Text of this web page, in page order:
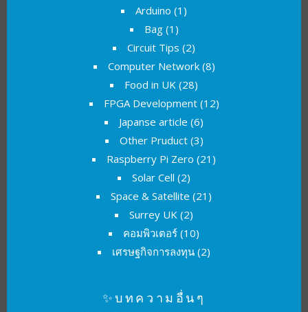
Arduino (1)
Bag(1)
Circuit Tips (2)
Computer Network(8)
Food in UK (28)
FPGA Development(12)
Japanse article (6)
Other Pruduct(3)
Raspberry Pi Zero (21)
Solar Cell (2)
Space & Satellite (21)
Surrey UK (2)
คอมพิวเตอร์ (10)
เศรษฐกิจการลงทุน (2)
✨บทความอื่นๆ